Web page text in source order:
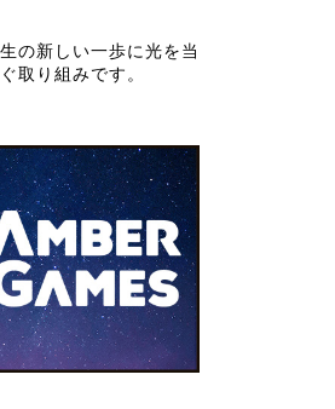
の新しい一歩に光を当
取り組みです。